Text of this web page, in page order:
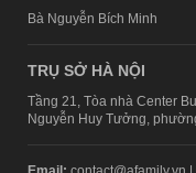
Bà Nguyễn Bích Minh
TRỤ SỞ HÀ NỘI
Tầng 21, Tòa nhà Center
Nguyễn Huy Tưởng,